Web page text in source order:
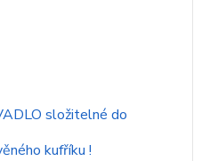
složitelné do
kufříku !